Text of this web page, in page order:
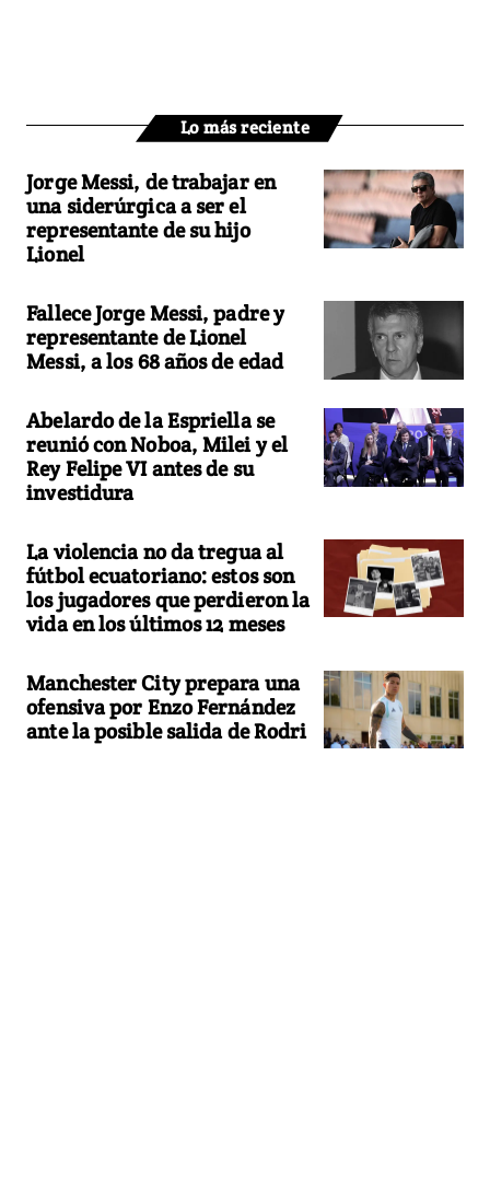
Lo más reciente
Jorge Messi, de trabajar en
una siderúrgica a ser el
representante de su hijo
Lionel
Fallece Jorge Messi, padre y
representante de Lionel
Messi, a los 68 años de edad
Abelardo de la Espriella se
reunió con Noboa, Milei y el
Rey Felipe VI antes de su
investidura
La violencia no da tregua al
fútbol ecuatoriano: estos son
los jugadores que perdieron la
vida en los últimos 12 meses
Manchester City prepara una
ofensiva por Enzo Fernández
ante la posible salida de Rodri